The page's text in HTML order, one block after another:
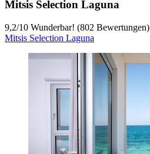
Mitsis Selection Laguna
9,2/10 Wunderbar! (802 Bewertungen)
Mitsis Selection Laguna